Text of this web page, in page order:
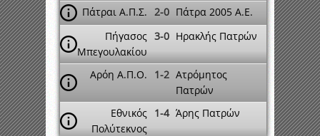
Πάτραι Α.Π.Σ. 2-0 Πάτρα 2005 A.E.
Πήγασος
Μπεγουλακίου
3-0 Ηρακλής Πατρών
Αρόη Α.Π.Ο. 1-2 Ατρόμητος
Πατρών
Εθνικός
Πολύτεκνος
1-4 Άρης Πατρών